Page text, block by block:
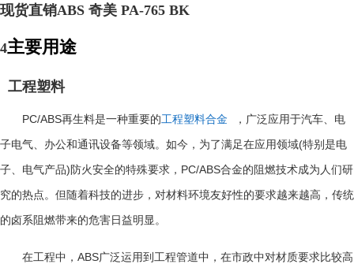
现货直销ABS 奇美 PA-765 BK
4主要用途
工程塑料
PC/ABS再生料是一种重要的工程塑料合金 ，广泛应用于汽车、电
子电气、办公和通讯设备等领域。如今，为了满足在应用领域(特别是电
子、电气产品) 防火安全的特殊要求， PC/ABS合金的阻燃技术成为人们研
究的热点。但随着科技的进步，对材料环境友好性的要求越来越高，传统
的卤系阻燃带来的危害日益明显。
在工程中， ABS广泛运用到工程管道中，在市政中对材质要求比较高